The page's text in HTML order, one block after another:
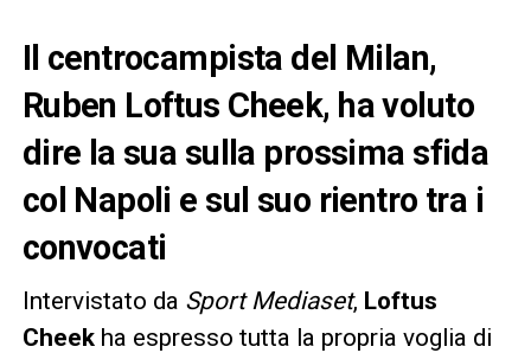
Il centrocampista del Milan,
Ruben Loftus Cheek, ha voluto
dire la sua sulla prossima sfida
col Napoli e sul suo rientro tra i
convocati
Intervistato da Sport Mediaset, Loftus
Cheekha espresso tutta la propria voglia di